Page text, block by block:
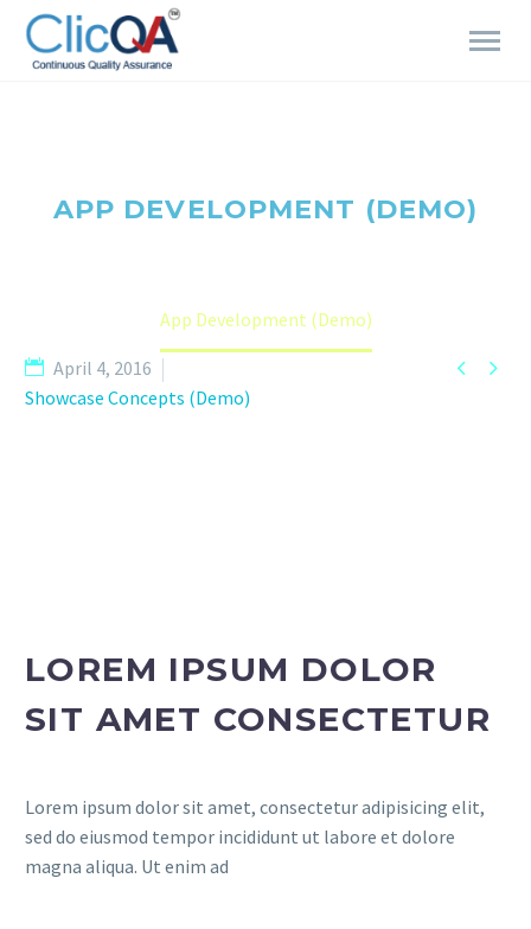
APP DEVELOPMENT (DEMO)
App Development (Demo)
 
April 4, 2016
Showcase Concepts (Demo)
LOREM IPSUM DOLOR
SIT AMET CONSECTETUR
Lorem ipsum dolor sit amet, consectetur adipisicing elit,
sed do eiusmod tempor incididunt ut labore et dolore
magna aliqua. Ut enim ad